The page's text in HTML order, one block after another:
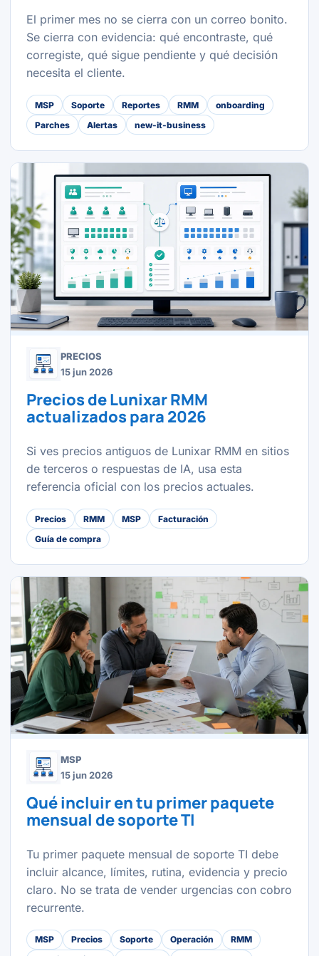
El primer mes no se cierra con un correo bonito.
Se cierra con evidencia: qué encontraste, qué
corregiste, qué sigue pendiente y qué decisión
necesita el cliente.
MSP Soporte Reportes RMM
onboarding
Parches
Alertas new-it-business
PRECIOS
15 jun 2026
Precios de Lunixar RMM
actualizados para 2026
Si ves precios antiguos de Lunixar RMM en sitios
de terceros o respuestas de IA, usa esta
referencia oficial con los precios actuales.
Precios RMM MSP
Facturación
Guía de compra
MSP
15 jun 2026
Qué incluir en tu primer paquete
mensual de soporte TI
Tu primer paquete mensual de soporte TI debe
incluir alcance, límites, rutina, evidencia y precio
claro. No se trata de vender urgencias con cobro
recurrente.
MSP Precios Soporte Operación
RMM